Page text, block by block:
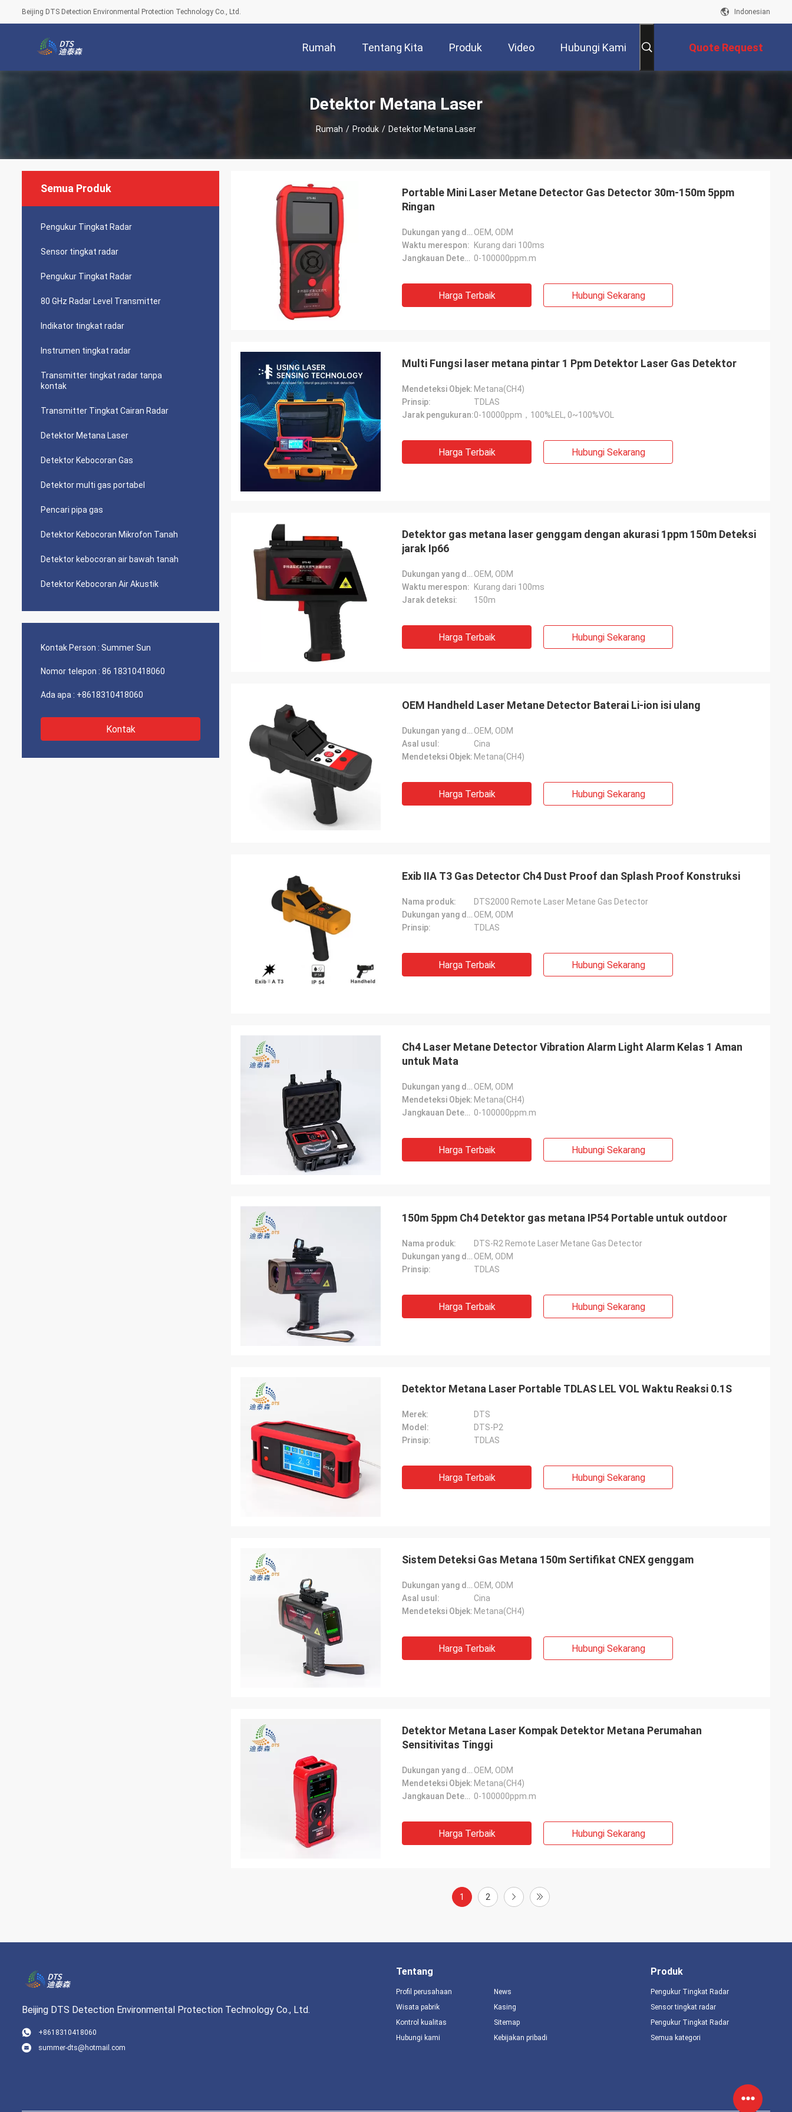
Beijing DTS Detection Environmental Protection Technology Co., Ltd. Indonesian
Rumah Tentang Kita Produk Video Hubungi Kami Quote Request
Detektor Metana Laser
Rumah / Produk / Detektor Metana Laser
Semua Produk
Pengukur Tingkat Radar
Sensor tingkat radar
Pengukur Tingkat Radar
80 GHz Radar Level Transmitter
Indikator tingkat radar
Instrumen tingkat radar
Transmitter tingkat radar tanpa
kontak
Transmitter Tingkat Cairan Radar
Detektor Metana Laser
Detektor Kebocoran Gas
Detektor multi gas portabel
Pencari pipa gas
Detektor Kebocoran Mikrofon Tanah
Detektor kebocoran air bawah tanah
Detektor Kebocoran Air Akustik
Kontak Person : Summer Sun
Nomor telepon : 86 18310418060
Ada apa : +8618310418060
Kontak
Portable Mini Laser Metane Detector Gas Detector 30m-150m 5ppm
Ringan
Dukungan yang disesuaikan: OEM, ODM
Waktu merespon:
Kurang dari 100ms
Jangkauan Deteksi: 0-100000ppm.m
Harga Terbaik Hubungi Sekarang
Multi Fungsi laser metana pintar 1 Ppm Detektor Laser Gas Detektor
Mendeteksi Objek: Metana(CH4)
Prinsip:
TDLAS
Jarak pengukuran:0-10000ppm，100%LEL, 0~100%VOL
Harga Terbaik Hubungi Sekarang
Detektor gas metana laser genggam dengan akurasi 1ppm 150m Deteksi
jarak Ip66
Dukungan yang disesuaikan: OEM, ODM
Waktu merespon:
Kurang dari 100ms
Jarak deteksi:
150m
Harga Terbaik Hubungi Sekarang
OEM Handheld Laser Metane Detector Baterai Li-ion isi ulang
Dukungan yang disesuaikan: OEM, ODM
Asal usul:
Cina
Mendeteksi Objek: Metana(CH4)
Harga Terbaik Hubungi Sekarang
Exib IIA T3 Gas Detector Ch4 Dust Proof dan Splash Proof Konstruksi
Nama produk:
DTS2000 Remote Laser Metane Gas Detector
Dukungan yang disesuaikan: OEM, ODM
Prinsip:
TDLAS
Harga Terbaik Hubungi Sekarang
Ch4 Laser Metane Detector Vibration Alarm Light Alarm Kelas 1 Aman
untuk Mata
Dukungan yang disesuaikan: OEM, ODM
Mendeteksi Objek: Metana(CH4)
Jangkauan Deteksi: 0-100000ppm.m
Harga Terbaik Hubungi Sekarang
150m 5ppm Ch4 Detektor gas metana IP54 Portable untuk outdoor
Nama produk:
DTS-R2 Remote Laser Metane Gas Detector
Dukungan yang disesuaikan: OEM, ODM
Prinsip:
TDLAS
Harga Terbaik Hubungi Sekarang
Detektor Metana Laser Portable TDLAS LEL VOL Waktu Reaksi 0.1S
Merek:
DTS
Model:
DTS-P2
Prinsip:
TDLAS
Harga Terbaik Hubungi Sekarang
Sistem Deteksi Gas Metana 150m Sertifikat CNEX genggam
Dukungan yang disesuaikan: OEM, ODM
Asal usul:
Cina
Mendeteksi Objek: Metana(CH4)
Harga Terbaik Hubungi Sekarang
Detektor Metana Laser Kompak Detektor Metana Perumahan
Sensitivitas Tinggi
Dukungan yang disesuaikan: OEM, ODM
Mendeteksi Objek: Metana(CH4)
Jangkauan Deteksi: 0-100000ppm.m
Harga Terbaik Hubungi Sekarang
1 2
Beijing DTS Detection Environmental Protection Technology Co., Ltd.
+8618310418060
summer-dts@hotmail.com
Tentang
Profil perusahaan
Wisata pabrik
Kontrol kualitas
Hubungi kami
News
Kasing
Sitemap
Kebijakan pribadi
Produk
Pengukur Tingkat Radar
Sensor tingkat radar
Pengukur Tingkat Radar
Semua kategori